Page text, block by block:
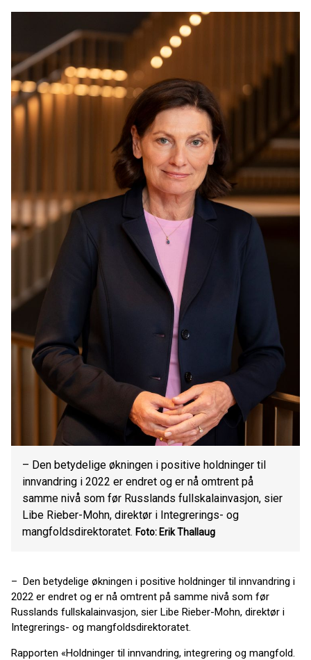
– Den betydelige økningen i positive holdninger til
innvandring i 2022 er endret og er nå omtrent på
samme nivå som før Russlands fullskalainvasjon, sier
Libe Rieber-Mohn, direktør i Integrerings- og
mangfoldsdirektoratet. Foto: Erik Thallaug
– Den betydelige økningen i positive holdninger til innvandring i
2022 er endret og er nå omtrent på samme nivå som før
Russlands fullskalainvasjon, sier Libe Rieber-Mohn, direktør i
Integrerings- og mangfoldsdirektoratet.
Rapporten «Holdninger til innvandring, integrering og mangfold.